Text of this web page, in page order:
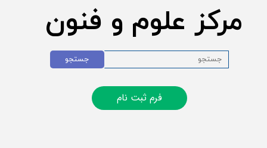
مرکز علوم و فنون
فرم ثبت نام
جستجو